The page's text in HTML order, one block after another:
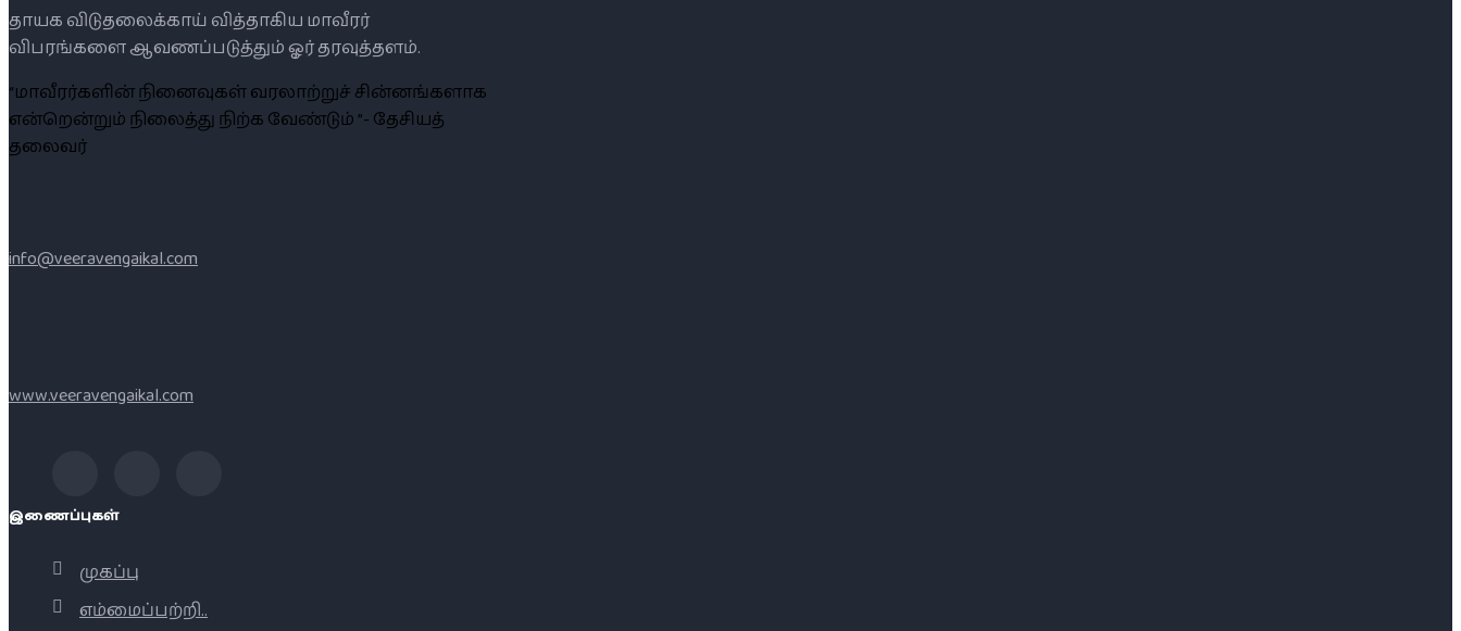
தாயக விடுதலைக்காய் வித்தாகிய மாவீரர்
விபரங்களை ஆவணப்படுத்தும் ஓர் தரவுத்தளம்.
“மாவீரர்களின் நினைவுகள் வரலாற்றுச் சின்னங்களாக
என்றென்றும் நிலைத்து நிற்க வேண்டும் ”- தேசியத்
தலைவர்
info@veeravengaikal.com
www.veeravengaikal.com
இணைப்புகள்
முகப்பு
எம்மைப்பற்றி..